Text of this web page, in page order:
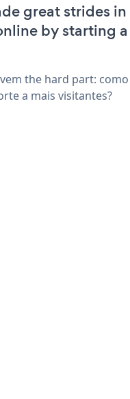
great strides
by starting
the hard part:
a mais visitantes?